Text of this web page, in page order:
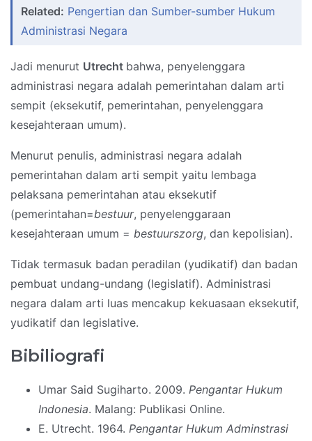
Related: Pengertian dan Sumber-sumber Hukum
Administrasi Negara
Jadi menurut Utrecht bahwa, penyelenggara
administrasi negara adalah pemerintahan dalam arti
sempit (eksekutif, pemerintahan, penyelenggara
kesejahteraan umum).
Menurut penulis, administrasi negara adalah
pemerintahan dalam arti sempit yaitu lembaga
pelaksana pemerintahan atau eksekutif
(pemerintahan=bestuur, penyelenggaraan
kesejahteraan umum = bestuurszorg, dan kepolisian).
Tidak termasuk badan peradilan (yudikatif) dan badan
pembuat undang-undang (legislatif). Administrasi
negara dalam arti luas mencakup kekuasaan eksekutif,
yudikatif dan legislative.
Bibiliografi
Umar Said Sugiharto. 2009. Pengantar Hukum
Indonesia. Malang: Publikasi Online.
E. Utrecht. 1964. Pengantar Hukum Adminstrasi